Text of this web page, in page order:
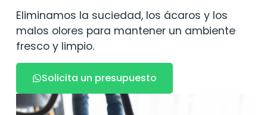
Eliminamos la suciedad, los ácaros y los
malos olores para mantener un ambiente
fresco y limpio.
Solicita un presupuesto